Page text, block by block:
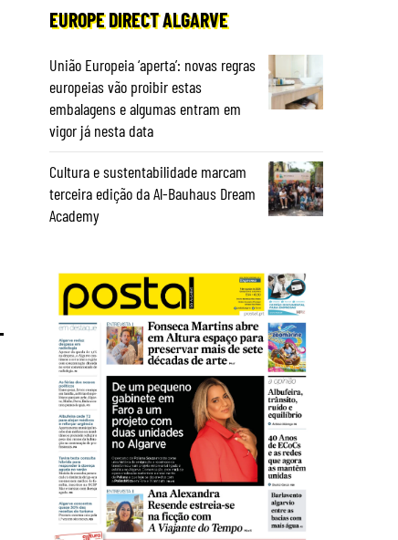
EUROPE DIRECT ALGARVE
União Europeia ‘aperta’: novas regras
europeias vão proibir estas
embalagens e algumas entram em
vigor já nesta data
Cultura e sustentabilidade marcam
terceira edição da Al-Bauhaus Dream
Academy